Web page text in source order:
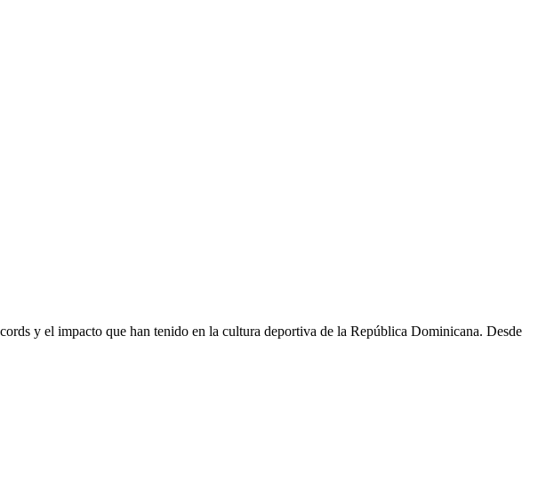
y el impacto que han tenido en la cultura deportiva de la República Dominicana. Desde